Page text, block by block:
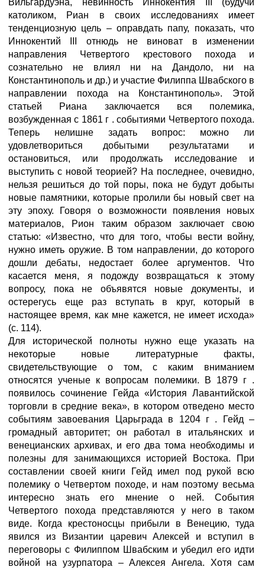
Вильгардуэна, невинность Иннокентия III (будучи
католиком, Риан в своих исследованиях имеет
тенденциозную цель – оправдать папу, показать, что
Иннокентий III отнюдь не виноват в изменении
направления Четвертого крестового похода и
сознательно не влиял ни на Дандоло, ни на
Константинополь и др.) и участие Филиппа Швабского в
направлении похода на Константинополь». Этой
статьей Риана заключается вся полемика,
возбужденная с 1861 г . событиями Четвертого похода.
Теперь нелишне задать вопрос: можно ли
удовлетвориться добытыми результатами и
остановиться, или продолжать исследование и
выступить с новой теорией? На последнее, очевидно,
нельзя решиться до той поры, пока не будут добыты
новые памятники, которые пролили бы новый свет на
эту эпоху. Говоря о возможности появления новых
материалов, Рион таким образом заключает свою
статью: «Известно, что для того, чтобы вести войну,
нужно иметь оружие. В том направлении, до которого
дошли дебаты, недостает более аргументов. Что
касается меня, я подожду возвращаться к этому
вопросу, пока не объявятся новые документы, и
остерегусь еще раз вступать в круг, который в
настоящее время, как мне кажется, не имеет исхода»
(с. 114).
Для исторической полноты нужно еще указать на
некоторые новые литературные факты,
свидетельствующие о том, с каким вниманием
относятся ученые к вопросам полемики. В 1879 г .
появилось сочинение Гейда «История Лавантийской
торговли в средние века», в котором отведено место
событиям завоевания Царьграда в 1204 г . Гейд –
громадный авторитет; он работал в итальянских и
венецианских архивах, и его два тома необходимы и
полезны для занимающихся историей Востока. При
составлении своей книги Гейд имел под рукой всю
полемику о Четвертом походе, и нам поэтому весьма
интересно знать его мнение о ней. События
Четвертого похода представляются у него в таком
виде. Когда крестоносцы прибыли в Венецию, туда
явился из Византии царевич Алексей и вступил в
переговоры с Филиппом Швабским и убедил его идти
войной на узурпатора – Алексея Ангела. Хотя сам